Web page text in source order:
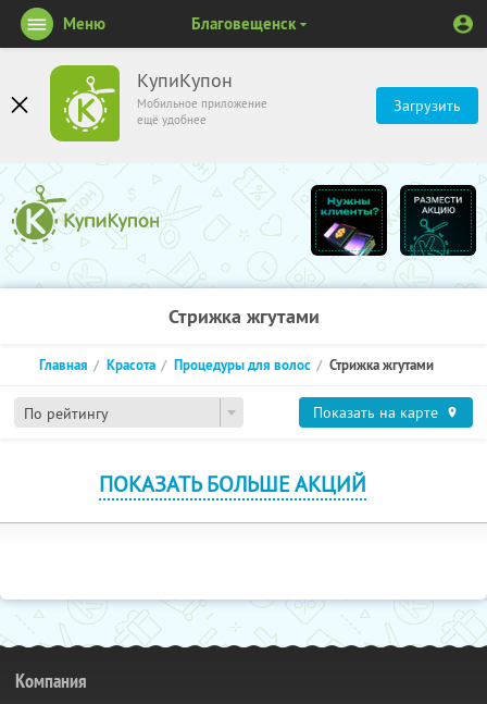
КупиКупон
Мобильное приложение
ещё удобнее
Загрузить
Меню Благовещенск
Стрижка жгутами
По рейтингу
Главная Красота Процедуры для волос Стрижка жгутами
Показать на карте
ПОКАЗАТЬ БОЛЬШЕ АКЦИЙ
Компания